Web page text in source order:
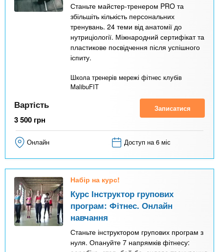
Станьте майстер-тренером PRO та
збільшіть кількість персональних
тренувань. 24 теми від анатомії до
нутриціології. Міжнародний сертифікат та
пластикове посвідчення після успішного
іспиту.
Школа тренерів мережі фітнес клубів
MalibuFIT
Вартість
3 500 грн
Записатися
Онлайн Доступ на 6 міс
Набір на курс!
Курс Інструктор групових
програм: Фітнес. Онлайн
навчання
Станьте інструктором групових програм з
нуля. Опануйте 7 напрямків фітнесу: